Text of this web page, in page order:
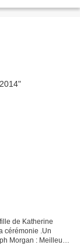
de Katherine
cérémonie .Un
Morgan : Meilleur